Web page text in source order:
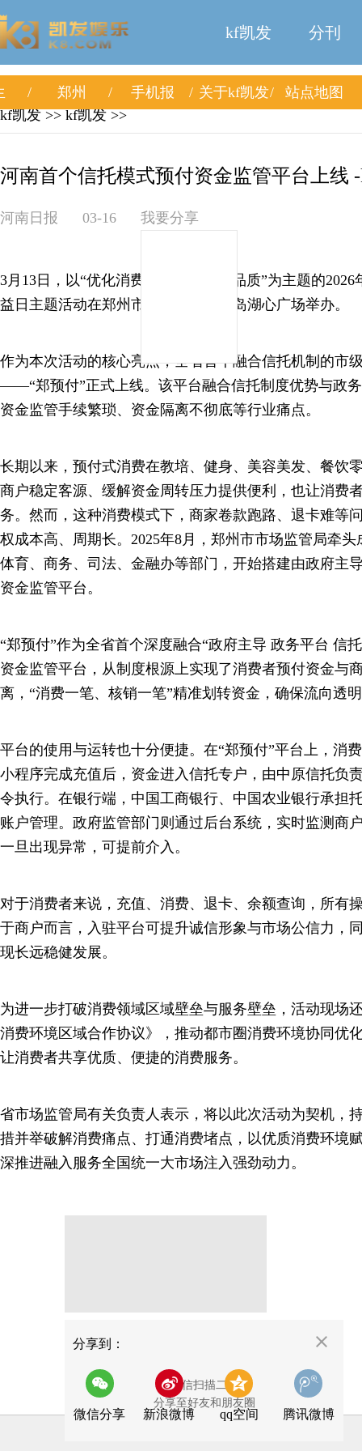
kf凯发 分刊
郑州 手机报 关于kf凯发
站点地图
kf凯发 >> kf凯发 >>
河南首个信托模式预付资金监管平台上线
河南日报 03-16 我要分享
3月13日，以“优化消费环境提升消费品质”为主题的2026
益日主题活动在郑州市郑东新区金融岛湖心广场举办。
作为本次活动的核心亮点，全省首个融合信托机制的市
——“郑预付”正式上线。该平台融合信托制度优势与政
资金监管手续繁琐、资金隔离不彻底等行业痛点。
长期以来，预付式消费在教培、健身、美容美发、餐饮
商户稳定客源、缓解资金周转压力提供便利，也让消费
务。然而，这种消费模式下，商家卷款跑路、退卡难等
权成本高、周期长。2025年8月，郑州市市场监管局牵
体育、商务、司法、金融办等部门，开始搭建由政府主
资金监管平台。
“郑预付”作为全省首个深度融合“政府主导 政务平台 信
资金监管平台，从制度根源上实现了消费者预付资金与
离，“消费一笔、核销一笔”精准划转资金，确保流向透
平台的使用与运转也十分便捷。在“郑预付”平台上，消
小程序完成充值后，资金进入信托专户，由中原信托负
令执行。在银行端，中国工商银行、中国农业银行承担
账户管理。政府监管部门则通过后台系统，实时监测商
一旦出现异常，可提前介入。
对于消费者来说，充值、消费、退卡、余额查询，所有
于商户而言，入驻平台可提升诚信形象与市场公信力，
现长远稳健发展。
为进一步打破消费领域区域壁垒与服务壁垒，活动现场
消费环境区域合作协议》，推动都市圈消费环境协同优
让消费者共享优质、便捷的消费服务。
省市场监管局有关负责人表示，将以此次活动为契机，
措并举破解消费痛点、打通消费堵点，以优质消费环境
深推进融入服务全国统一大市场注入强劲动力。
分享到：
微信分享
用微信扫描二维码
分享至好友和朋友圈
新浪微博 qq空间 腾讯微博